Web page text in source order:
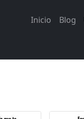
Inicio Blog